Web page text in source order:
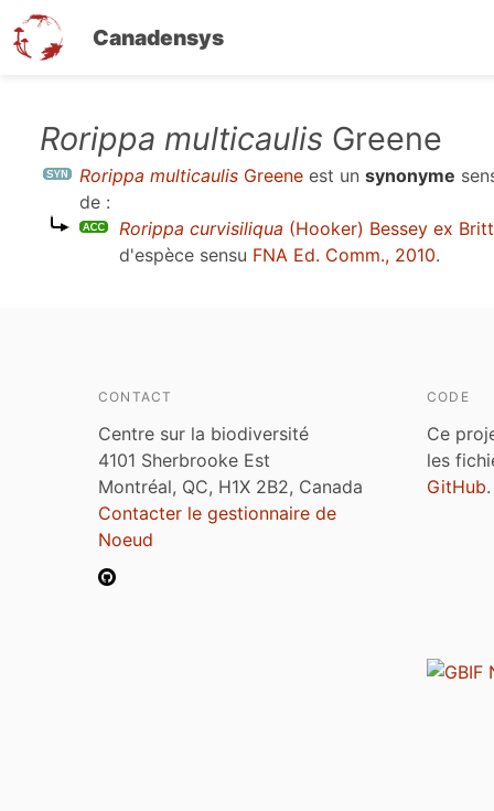
Canadensys
contenu
Rorippa multicaulis Greene
Rorippa multicaulis Greene est un synonyme
de :
Rorippa curvisiliqua (Hooker) Bessey ex
d'espèce sensu FNA Ed. Comm., 2010.
CONTACT
Centre sur la biodiversité
4101 Sherbrooke Est
Montréal, QC, H1X 2B2, Canada
Contacter le gestionnaire de
Noeud
CODE
Ce
les
GitHub.